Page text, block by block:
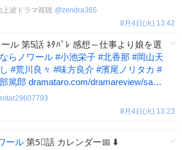
上波ドラマ視聴 @zendra365
8月4日(火) 13:42
ル 第5話 ﾈﾀﾊﾞﾚ 感想～仕事より娘を選
らノワール #小池栄子 #北香那 #岡山天
#荒川良々 #味方良介 #濱尾ノリタカ #
篤郎 dramataro.com/dramareview/sa…
8月4日(火) 13:23
ール 第5⃣話 カレンダー📅 ⬇️